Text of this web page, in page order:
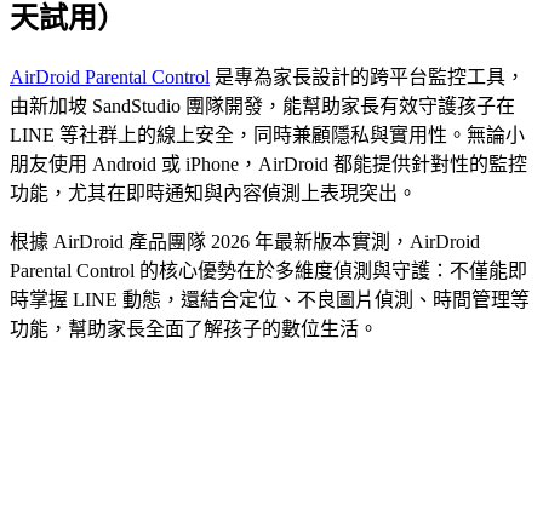
天試用）
AirDroid Parental Control 是專為家長設計的跨平台監控工具，
由新加坡 SandStudio 團隊開發，能幫助家長有效守護孩子在
LINE 等社群上的線上安全，同時兼顧隱私與實用性。無論小
朋友使用 Android 或 iPhone，AirDroid 都能提供針對性的監控
功能，尤其在即時通知與內容偵測上表現突出。
根據 AirDroid 產品團隊 2026 年最新版本實測，AirDroid
Parental Control 的核心優勢在於多維度偵測與守護：不僅能即
時掌握 LINE 動態，還結合定位、不良圖片偵測、時間管理等
功能，幫助家長全面了解孩子的數位生活。